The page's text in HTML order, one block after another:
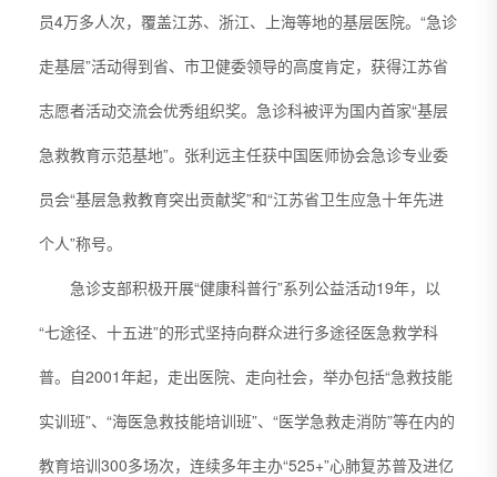
员4万多人次，覆盖江苏、浙江、上海等地的基层医院。“急诊
走基层”活动得到省、市卫健委领导的高度肯定，获得江苏省
志愿者活动交流会优秀组织奖。急诊科被评为国内首家“基层
急救教育示范基地”。张利远主任获中国医师协会急诊专业委
员会“基层急救教育突出贡献奖”和“江苏省卫生应急十年先进
个人”称号。
急诊支部积极开展“健康科普行”系列公益活动19年，以
“七途径、十五进”的形式坚持向群众进行多途径医急救学科
普。自2001年起，走出医院、走向社会，举办包括“急救技能
实训班”、“海医急救技能培训班”、“医学急救走消防”等在内的
教育培训300多场次，连续多年主办“525+”心肺复苏普及进亿